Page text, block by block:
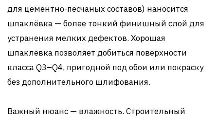
для цементно-песчаных составов) наносится
шпаклёвка — более тонкий финишный слой для
устранения мелких дефектов. Хорошая
шпаклёвка позволяет добиться поверхности
класса Q3–Q4, пригодной под обои или покраску
без дополнительного шлифования.
Важный нюанс — влажность. Строительный